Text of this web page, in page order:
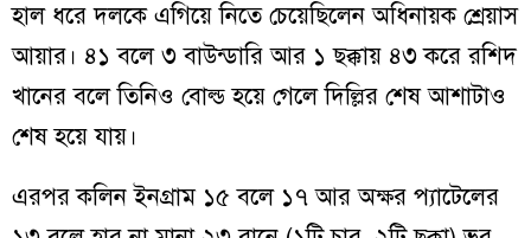
হাল ধরে দলকে এগিয়ে নিতে চেয়েছিলেন অধিনায়ক শ্রেয়াস
আয়ার। ৪১ বলে ৩ বাউন্ডারি আর ১ ছক্কায় ৪৩ করে রশিদ
খানের বলে তিনিও বোল্ড হয়ে গেলে দিল্লির শেষ আশাটাও
শেষ হয়ে যায়।
এরপর কলিন ইনগ্রাম ১৫ বলে ১৭ আর অক্ষর প্যাটেলের